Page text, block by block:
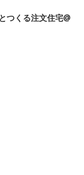
つくる注文住宅@